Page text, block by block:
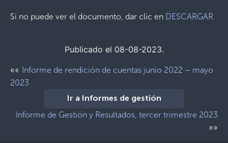
Si no puede ver el documento, dar clic en DESCARGAR
Publicado el 08-08-2023.
«« Informe de rendición de cuentas junio 2022 – mayo
2023
Ir a Informes de gestión
Informe de Gestión y Resultados, tercer trimestre 2023
»»